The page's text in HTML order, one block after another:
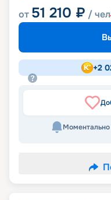
от 51 210 ₽ / чел
+2